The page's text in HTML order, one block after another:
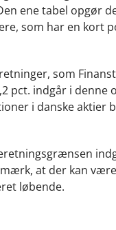
ene tabel opgør
som har en kort
som
pct. indgår i
i danske aktier
at der kan
løbende.